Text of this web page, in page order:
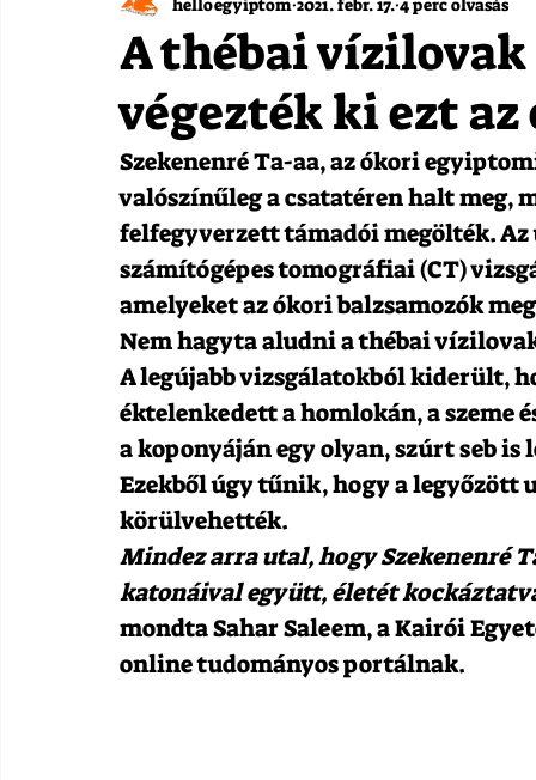
A thébai
végezték ki ezt
Szekenenré Ta-aa, az ókori
valószínűleg a csatatéren halt
felfegyverzett támadói megölték.
számítógépes tomográfiai (CT)
amelyeket az ókori balzsamozók
Nem hagyta aludni a thébai
A legújabb vizsgálatokból kiderült,
éktelenkedett a homlokán, a szeme
a koponyáján egy olyan, szúrt seb
Ezekből úgy tűnik, hogy a
körülvehették.
Mindez arra utal, hogy Szekenenré
katonáival együtt, életét
mondta Sahar Saleem, a Kairói
online tudományos portálnak.